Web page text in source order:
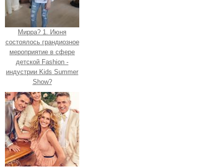
Мирра? 1. Июня
состоялось грандиозное
мероприятие в сфере
детской Fashion -
индустрии Kids Summer
Show?